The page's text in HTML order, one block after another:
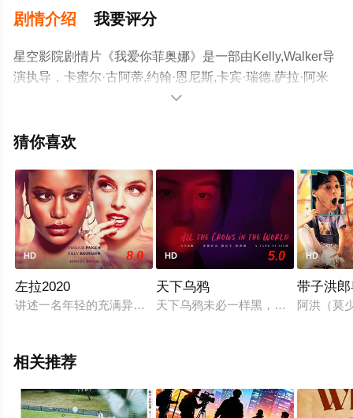
剧情介绍 我要评分
星空影院剧情片《我爱你菲奥娜》是一部由Kelly,Walker导
演执导，卡蜜尔·古阿蒂,约翰·恩尼斯,卡宾·瑞德,萨拉·阿米
尼,Travis,Coles,斯特灵·苏利曼,Ursula,Taherian等演员精彩
全就上星空电影网，更多相关信息可移步至豆瓣电影、电

猜你喜欢
HD 8.0
左拉2020
讲述一名年轻的充满异域风情的舞者同意与一名妓女、她的男
HD 5.0
天下乌鸦
天下乌鸦未必一样黑，臭味相投也不
HD
带子洪
阿洪（莫
相关推荐